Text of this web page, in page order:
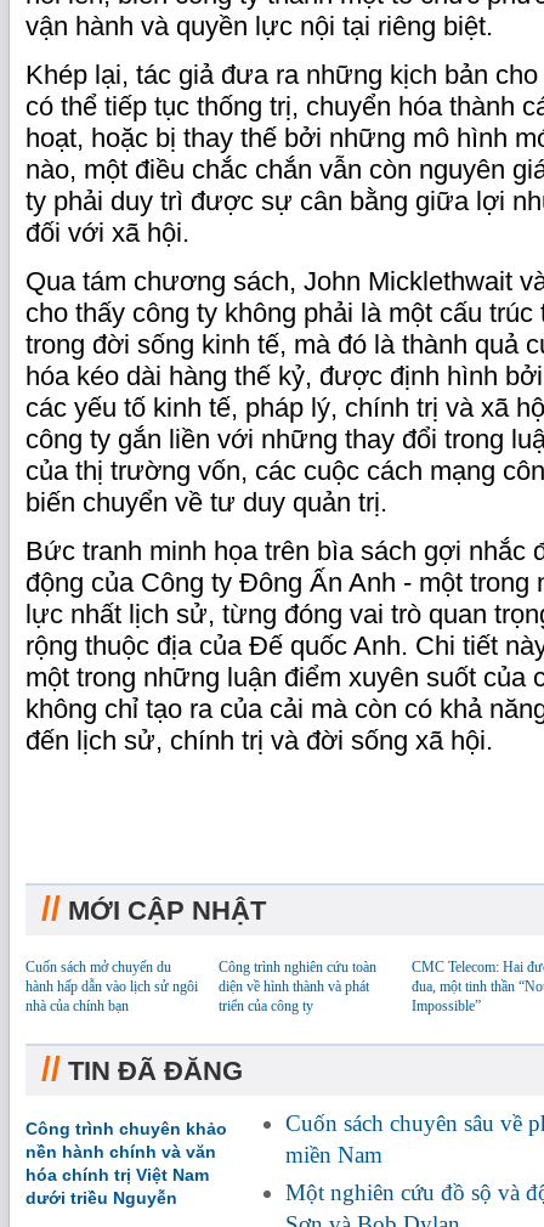
vận hành và quyền lực nội tại riêng biệt.
Khép lại, tác giả đưa ra những kịch bản
có thể tiếp tục thống trị, chuyển hóa thành
hoạt, hoặc bị thay thế bởi những mô hình
nào, một điều chắc chắn vẫn còn nguyên
ty phải duy trì được sự cân bằng giữa lợi
đối với xã hội.
Qua tám chương sách, John Micklethwait
cho thấy công ty không phải là một cấu
trong đời sống kinh tế, mà đó là thành quả
hóa kéo dài hàng thế kỷ, được định hình
các yếu tố kinh tế, pháp lý, chính trị và xã
công ty gắn liền với những thay đổi trong
của thị trường vốn, các cuộc cách mạng
biến chuyển về tư duy quản trị.
Bức tranh minh họa trên bìa sách gợi nhắc
động của Công ty Đông Ấn Anh - một trong
lực nhất lịch sử, từng đóng vai trò quan
rộng thuộc địa của Đế quốc Anh. Chi tiết
một trong những luận điểm xuyên suốt của
không chỉ tạo ra của cải mà còn có khả
đến lịch sử, chính trị và đời sống xã hội.
// MỚI CẬP NHẬT
Cuốn sách mở chuyến du
hành hấp dẫn vào lịch sử ngôi
nhà của chính bạn
Công trình nghiên cứu toàn
diện về hình thành và phát
triển của công ty
CMC Telecom: Hai
đua, một tinh thần
Impossible”
// TIN ĐÃ ĐĂNG
Công trình chuyên khảo
nền hành chính và văn
hóa chính trị Việt Nam
dưới triều Nguyễn
Cuốn sách chuyên sâu về
miền Nam
Một nghiên cứu đồ sộ và